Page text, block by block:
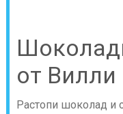
от Вилли
Растопи шоколад и